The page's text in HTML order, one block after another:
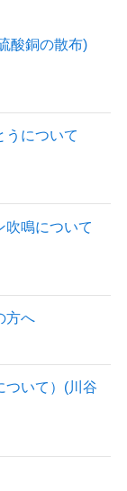
酸銅の散布)
うについて
吹鳴について
方へ
ついて）(川谷